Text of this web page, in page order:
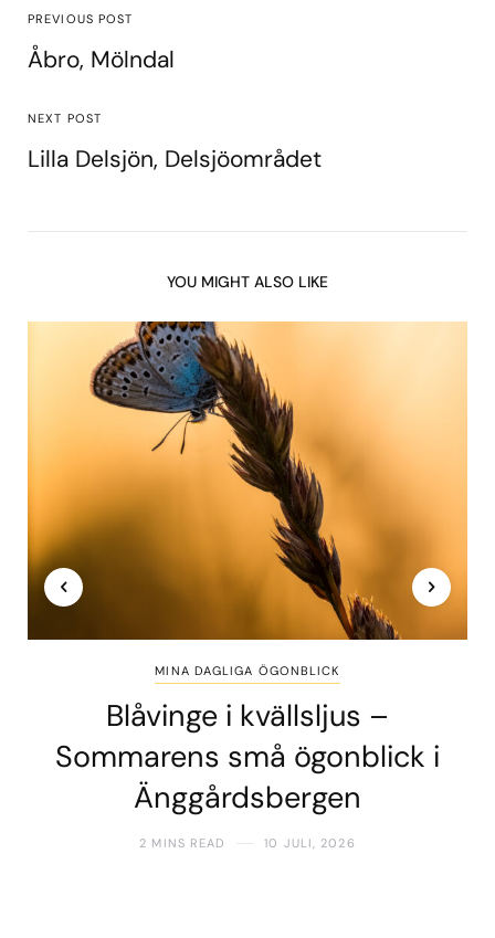
PREVIOUS POST
Åbro, Mölndal
NEXT POST
Lilla Delsjön, Delsjöområdet
YOU MIGHT ALSO LIKE
MINA DAGLIGA ÖGONBLICK
Blåvinge i kvällsljus –
Sommarens små ögonblick i
Änggårdsbergen
2 MINS READ 10 JULI, 2026